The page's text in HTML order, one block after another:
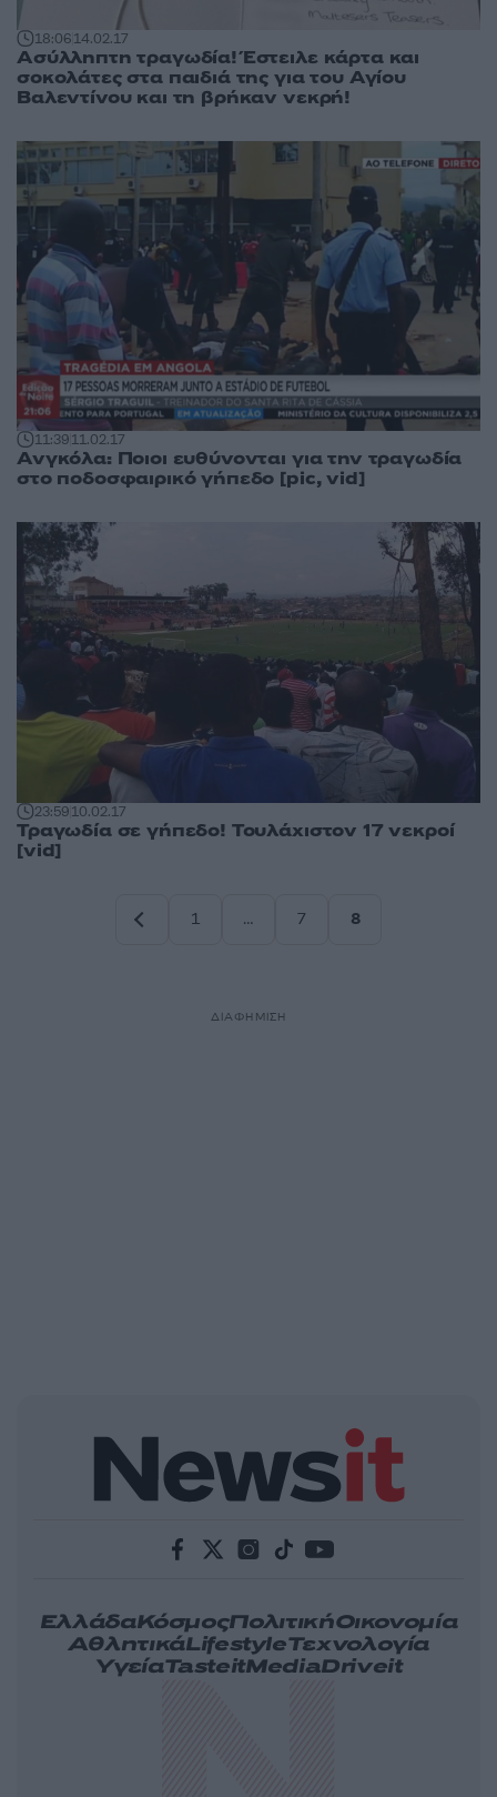
18:0614.02.17
Ασύλληπτη τραγωδία! Έστειλε κάρτα και
σοκολάτες στα παιδιά της για του Αγίου
Βαλεντίνου και τη βρήκαν νεκρή!
11:3911.02.17
Ανγκόλα: Ποιοι ευθύνονται για την τραγωδία
στο ποδοσφαιρικό γήπεδο [pic, vid]
23:5910.02.17
Τραγωδία σε γήπεδο! Τουλάχιστον 17 νεκροί
[vid]
1
…
7
8
ΔΙΑΦΗΜΙΣΗ
ΕλλάδαΚόσμοςΠολιτικήΟικονομία
ΑθλητικάLifestyleΤεχνολογία
ΥγείαTasteitMediaDriveit